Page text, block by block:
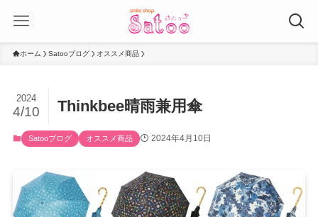
ホーム Satooブログ オススメ商品
Thinkbee晴雨兼用傘
2024
4/10
Satooブログ オススメ商品 2024年4月10日